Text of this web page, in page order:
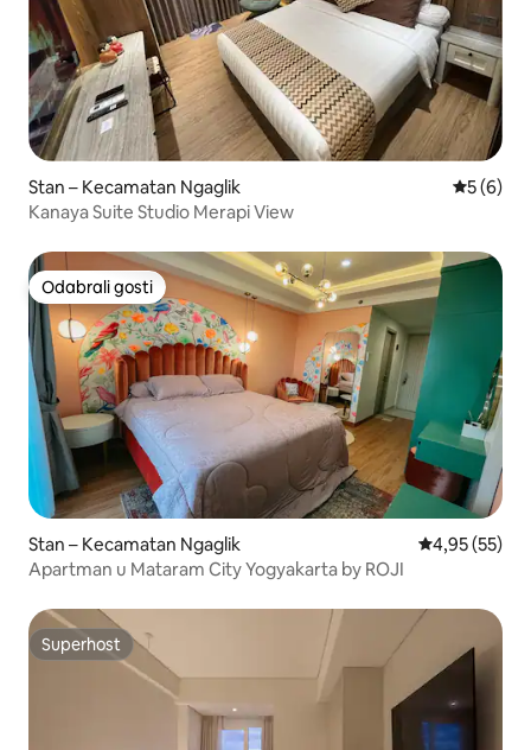
Stan – Kecamatan Ngaglik
5 (6)
Kanaya Suite Studio Merapi View
Odabrali gosti
Odabrali gosti
Stan – Kecamatan Ngaglik Prosječna
4,95 (55)
Apartman u Mataram City Yogyakarta by ROJI
Superhost
Superhost